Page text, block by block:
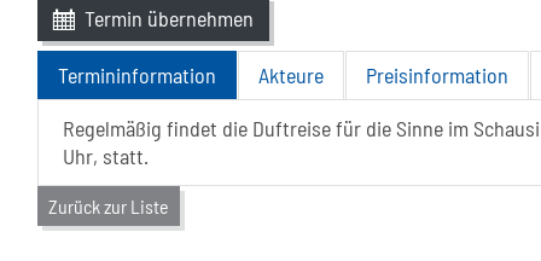
Termin übernehmen
Termininformation Akteure
Preisinformation
Regelmäßig findet die Duftreise für die Sinne im
Uhr, statt.
Zurück zur Liste